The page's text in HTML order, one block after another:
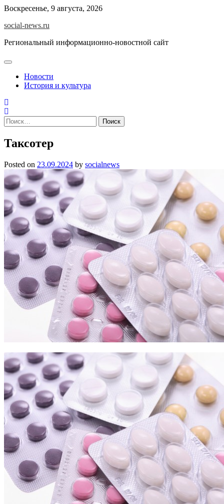
Skip
content
Воскресенье, 9 августа, 2026
social-news.ru
Региональный информационно-новостной сайт
Новости
История и культура
Найти:
Таксотер
Posted on 23.09.2024 by socialnews